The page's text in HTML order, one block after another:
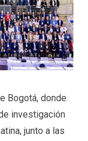
Bogotá, donde
investigación
junto a las